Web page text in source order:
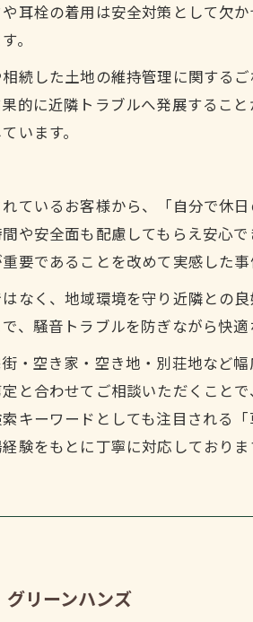
耳栓の着用は安全対策として欠
。
続した土地の維持管理に関する
的に近隣トラブルへ発展するこ
います。
ているお客様から、「自分で休
や安全面も配慮してもらえ安心
要であることを改めて実感した事
なく、地域環境を守り近隣との
、騒音トラブルを防ぎながら快適
・空き家・空き地・別荘地など
と合わせてご相談いただくこと
キーワードとしても注目される
験をもとに丁寧に対応しておりま
グリーンハンズ